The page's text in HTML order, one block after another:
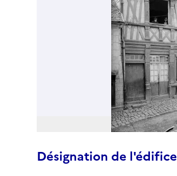
Désignation de l'édifice